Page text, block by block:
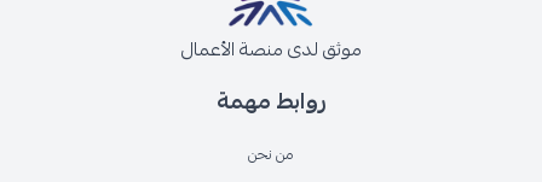
روابط مهمة
من نحن
موثق لدى منصة الأعمال